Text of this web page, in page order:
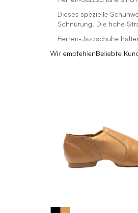
Dieses spezielle
Schnürung. Die hohe
Herren-Jazzschuhe
Wir empfehlenBeliebte